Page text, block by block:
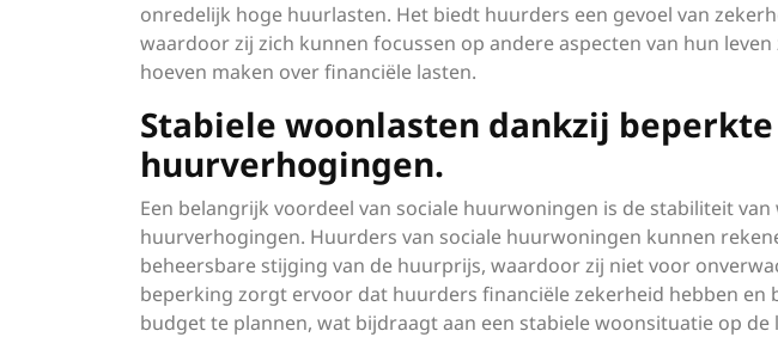
onredelijk hoge huurlasten. Het biedt huurders een gevoel van
waardoor zij zich kunnen focussen op andere aspecten van hun
hoeven maken over financiële lasten.
Stabiele woonlasten dankzij
huurverhogingen.
Een belangrijk voordeel van sociale huurwoningen is de stabiliteit
huurverhogingen. Huurders van sociale huurwoningen kunnen
beheersbare stijging van de huurprijs, waardoor zij niet voor
beperking zorgt ervoor dat huurders financiële zekerheid hebben en
budget te plannen, wat bijdraagt aan een stabiele woonsituatie op de